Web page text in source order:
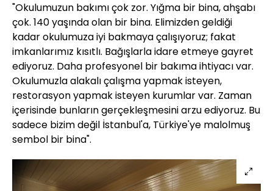
"Okulumuzun bakımı çok zor. Yığma bir bina, ahşabı
çok. 140 yaşında olan bir bina. Elimizden geldiği
kadar okulumuza iyi bakmaya çalışıyoruz; fakat
imkanlarımız kısıtlı. Bağışlarla idare etmeye gayret
ediyoruz. Daha profesyonel bir bakıma ihtiyacı var.
Okulumuzla alakalı çalışma yapmak isteyen,
restorasyon yapmak isteyen kurumlar var. Zaman
içerisinde bunların gerçekleşmesini arzu ediyoruz. Bu
sadece bizim değil İstanbul'a, Türkiye'ye malolmuş
sembol bir bina".